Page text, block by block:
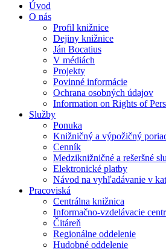
Úvod
O nás
Profil knižnice
Dejiny knižnice
Ján Bocatius
V médiách
Projekty
Povinné informácie
Ochrana osobných údajov
Information on Rights of
Služby
Ponuka
Knižničný a výpožičný
Cenník
Medziknižničné a rešeršné
Elektronické platby
Návod na vyhľadávanie v
Pracoviská
Centrálna knižnica
Informačno-vzdelávacie
Čitáreň
Regionálne oddelenie
Hudobné oddelenie